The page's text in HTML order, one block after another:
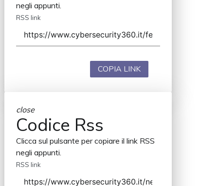
negli appunti.
RSS link
COPIA LINK
close
Codice Rss
Clicca sul pulsante per copiare il link RSS
negli appunti.
RSS link